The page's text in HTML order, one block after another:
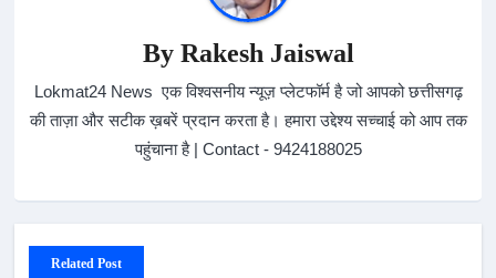
By Rakesh Jaiswal
Lokmat24 News एक विश्वसनीय न्यूज़ प्लेटफॉर्म है जो आपको छत्तीसगढ़
की ताज़ा और सटीक ख़बरें प्रदान करता है। हमारा उद्देश्य सच्चाई को आप तक
पहुंचाना है | Contact - 9424188025
Related Post